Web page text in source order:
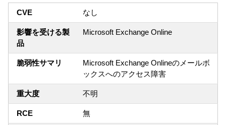
CVE なし
影響を受ける製
品
Microsoft Exchange Online
脆弱性サマリ
Microsoft Exchange Onlineのメールボ
ックスへのアクセス障害
重大度 不明
RCE 無